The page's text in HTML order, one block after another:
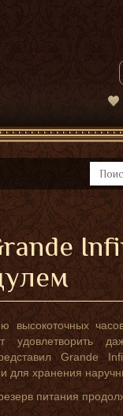
высокоточных
Grande
для хранения
питания